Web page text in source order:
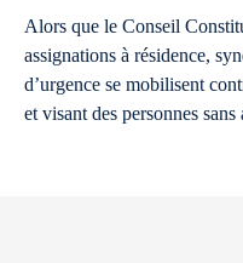
Alors que le Conseil
assignations à résidence,
d’urgence se mobilisent
et visant des personnes